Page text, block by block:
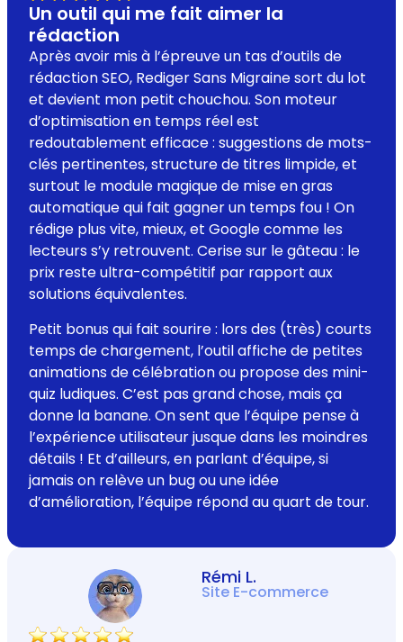
Un outil qui me fait aimer la
rédaction
Après avoir mis à l’épreuve un tas d’outils de
rédaction SEO, Rediger Sans Migraine sort du lot
et devient mon petit chouchou. Son moteur
d’optimisation en temps réel est
redoutablement efficace : suggestions de mots-
clés pertinentes, structure de titres limpide, et
surtout le module magique de mise en gras
automatique qui fait gagner un temps fou ! On
rédige plus vite, mieux, et Google comme les
lecteurs s’y retrouvent. Cerise sur le gâteau : le
prix reste ultra-compétitif par rapport aux
solutions équivalentes.
Petit bonus qui fait sourire : lors des (très) courts
temps de chargement, l’outil affiche de petites
animations de célébration ou propose des mini-
quiz ludiques. C’est pas grand chose, mais ça
donne la banane. On sent que l’équipe pense à
l’expérience utilisateur jusque dans les moindres
détails ! Et d’ailleurs, en parlant d’équipe, si
jamais on relève un bug ou une idée
d’amélioration, l’équipe répond au quart de tour.
Rémi L.
Site E-commerce